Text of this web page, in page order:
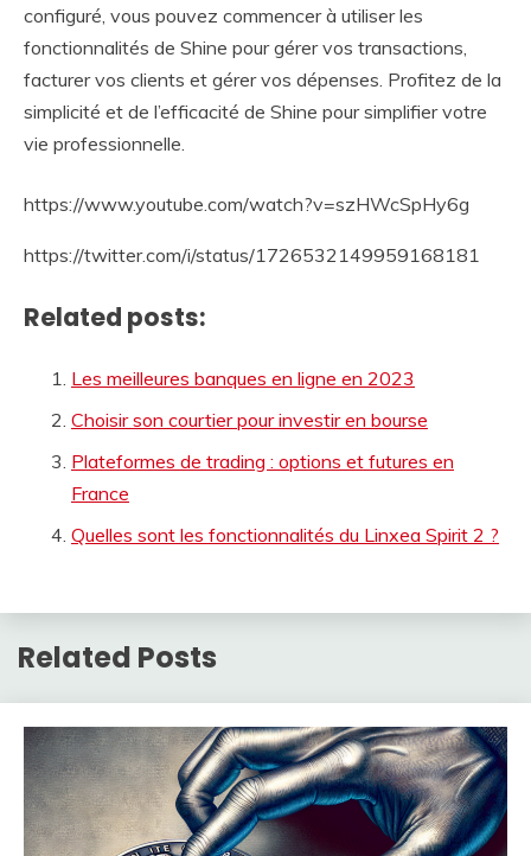
configuré, vous pouvez commencer à utiliser les
fonctionnalités de Shine pour gérer vos transactions,
facturer vos clients et gérer vos dépenses. Profitez de la
simplicité et de l’efficacité de Shine pour simplifier votre
vie professionnelle.
https://www.youtube.com/watch?v=szHWcSpHy6g
https://twitter.com/i/status/1726532149959168181
Related posts:
Les meilleures banques en ligne en 2023
Choisir son courtier pour investir en bourse
Plateformes de trading : options et futures en
France
Quelles sont les fonctionnalités du Linxea Spirit 2 ?
Related Posts